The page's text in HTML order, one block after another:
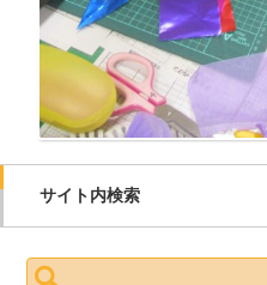
サイト内検索
検索: